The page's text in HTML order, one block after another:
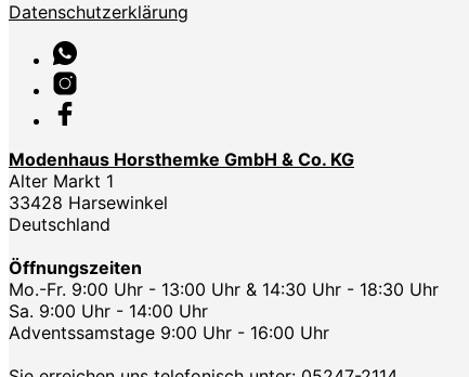
Datenschutzerklärung
Modenhaus Horsthemke GmbH & Co. KG
Alter Markt 1
33428 Harsewinkel
Deutschland
Öffnungszeiten
Mo.-Fr. 9:00 Uhr - 13:00 Uhr & 14:30 Uhr - 18:30 Uhr
Sa. 9:00 Uhr - 14:00 Uhr
Adventssamstage 9:00 Uhr - 16:00 Uhr